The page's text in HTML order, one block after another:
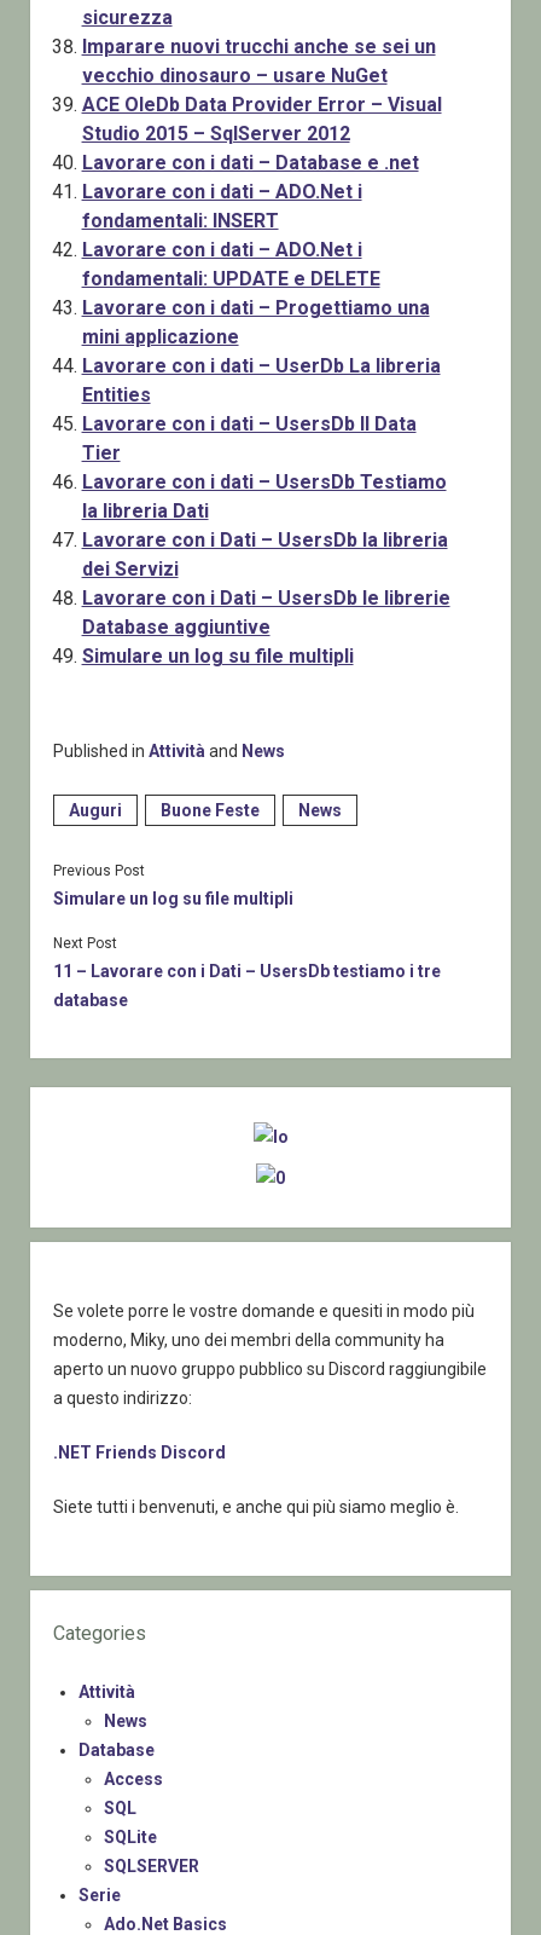
sicurezza
Imparare nuovi trucchi anche se sei un
vecchio dinosauro – usare NuGet
ACE OleDb Data Provider Error – Visual
Studio 2015 – SqlServer 2012
Lavorare con i dati – Database e .net
Lavorare con i dati – ADO.Net i
fondamentali: INSERT
Lavorare con i dati – ADO.Net i
fondamentali: UPDATE e DELETE
Lavorare con i dati – Progettiamo una
mini applicazione
Lavorare con i dati – UserDb La libreria
Entities
Lavorare con i dati – UsersDb Il Data
Tier
Lavorare con i dati – UsersDb Testiamo
la libreria Dati
Lavorare con i Dati – UsersDb la libreria
dei Servizi
Lavorare con i Dati – UsersDb le librerie
Database aggiuntive
Simulare un log su file multipli
Published in Attività and News
Auguri Buone Feste News
Previous Post
Simulare un log su file multipli
Next Post
11 – Lavorare con i Dati – UsersDb testiamo i tre
database
Se volete porre le vostre domande e quesiti in modo più
moderno, Miky, uno dei membri della community ha
aperto un nuovo gruppo pubblico su Discord raggiungibile
a questo indirizzo:
.NET Friends Discord
Siete tutti i benvenuti, e anche qui più siamo meglio è.
Categories
Attività
News
Database
Access
SQL
SQLite
SQLSERVER
Serie
Ado.Net Basics